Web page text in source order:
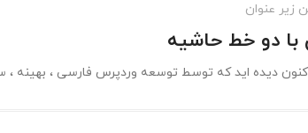
زیر عنوان
دو خط حاشیه
دیده اید که توسط توسعه وردپرس فارسی ،